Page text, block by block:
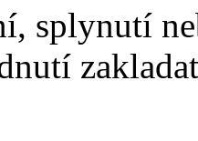
splynutí